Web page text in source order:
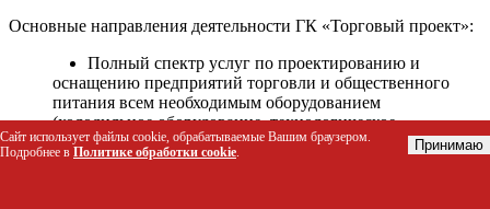
Основные направления деятельности ГК «Торговый проект»:
Полный спектр услуг по проектированию и
оснащению предприятий торговли и общественного
питания всем необходимым оборудованием
(холодильное оборудование, технологическое
оборудование, стеллажное оборудование и т.д.);
Автоматизация торговых процессов и внедрения
Сайт использует файлы cookie, обрабатываемые Вашим браузером.
Подробнее в Политике обработки cookie. Принимаю